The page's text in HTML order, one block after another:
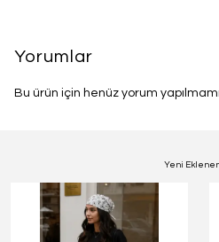
Yorumlar
Bu ürün için henüz yorum
Yeni